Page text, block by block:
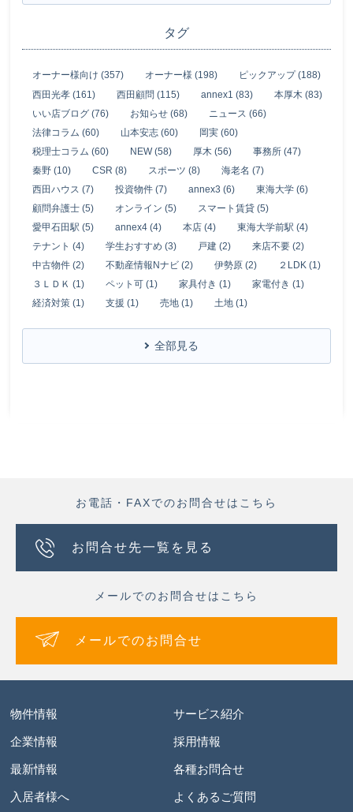
タグ
オーナー様向け (357) オーナー様 (198)
ピックアップ (188)
西田光孝 (161)
西田顧問 (115) annex1 (83)
本厚木 (83)
いい店ブログ (76)
お知らせ (68)
ニュース (66)
法律コラム (60)
山本安志 (60)
岡実 (60)
税理士コラム (60)
NEW (58) 厚木 (56)
事務所 (47)
秦野 (10)
CSR (8) スポーツ (8)
海老名 (7)
西田ハウス (7)
投資物件 (7) annex3 (6)
東海大学 (6)
顧問弁護士 (5)
オンライン (5)
スマート賃貸 (5)
愛甲石田駅 (5)
annex4 (4) 本店 (4)
東海大学前駅 (4)
テナント (4)
学生おすすめ (3) 戸建 (2)
来店不要 (2)
中古物件 (2)
不動産情報Nナビ (2) 伊勢原 (2)
２LDK (1)
３ＬＤＫ (1)
ペット可 (1) 家具付き (1)
家電付き (1)
経済対策 (1)
支援 (1) 売地 (1) 土地 (1)
全部見る
お電話・FAXでのお問合せはこちら
お問合せ先一覧を見る
メールでのお問合せはこちら
メールでのお問合せ
物件情報 サービス紹介
企業情報 採用情報
最新情報 各種お問合せ
入居者様へ よくあるご質問